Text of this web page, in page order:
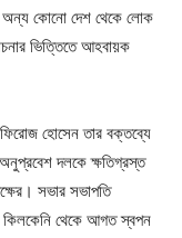
অন্য কোনো দেশ থেকে লোক
ভিত্তিতে আহবায়ক
ফিরোজ হোসেন তার বক্তব্যে
অনুপ্রবেশ দলকে ক্ষতিগ্রস্ত
সভার সভাপতি
কিলকেনি থেকে আগত স্বপন